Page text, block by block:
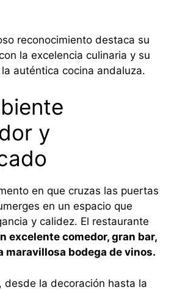
reconocimiento destaca su
la excelencia culinaria y su
auténtica cocina andaluza.
y
en que cruzas las puertas
en un espacio que
y calidez. El restaurante
excelente comedor, gran bar,
maravillosa bodega de vinos.
desde la decoración hasta la